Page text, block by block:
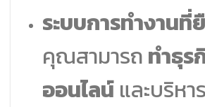
ระบบการทำงานที่
คุณสามารถ ทำธุร
ออนไลน์และบริหา